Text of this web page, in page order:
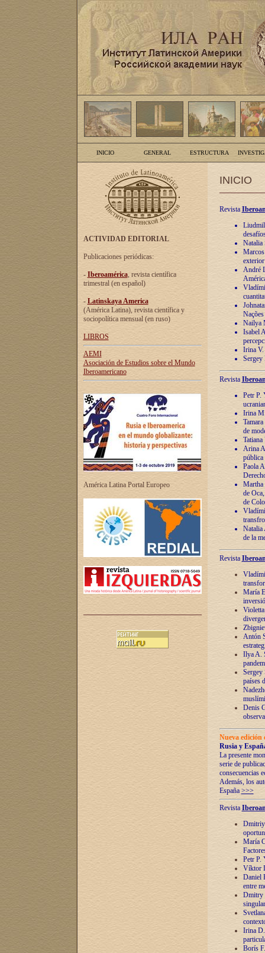
INICIO GENERAL ESTRUCTURA
ACTIVIDAD EDITORIAL
Publicaciones periódicas:
- Iberoamérica, revista científica
trimestral (en español)
- Latinskaya America
(América Latina), revista científica y
sociopolítica mensual (en ruso)
LIBROS
AEMI
Asociación de Estudios sobre el Mundo
Iberoamericano
América Latina Portal Europeo
INICIO
Revista
Natalia
André
Nailya
Isabel
Irina V.
Sergey
Revista
Petr P.
Irina
de
Arina
pública
Paola
Martha
de
de
Natalia
de la
Revista
María
Antón
Ilya A.
Sergey
países
Denis
Nueva
Rusia y
La presente
serie de
consecuencias
Además, los
España >>>
Revista
Dmitriy
María
Petr P.
Víktor
Daniel
entre
Dmitry
Irina
Borís